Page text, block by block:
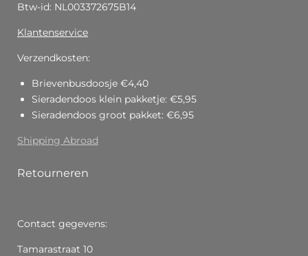
Btw-id: NL003372675B14
Klantenservice
Verzendkosten:
Brievenbusdoosje €4,40
Sieradendoos klein pakketje: €5,95
Sieradendoos groot pakket: €6,95
Shipping Abroad
Retourneren
Contact gegevens:
Tamarastraat 10